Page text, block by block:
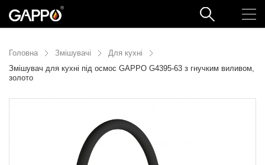
Головна Змішувачі
Для кухні
Змішувач для кухні під осмос GAPPO G4395-63 з гнучким виливом,
золото